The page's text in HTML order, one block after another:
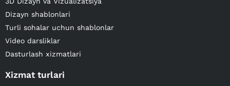
Dizayn shablonlari
Turli sohalar uchun shablonlar
Video darsliklar
Dasturlash xizmatlari
Xizmat turlari